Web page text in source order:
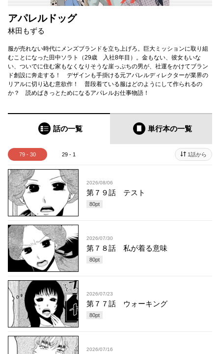
アパレルドッグ
林田もずる
服が売れない時代にメンズブランドを立ち上げろ。巨大ミッションに取り組
むことになった田中ソラト（29歳 入社8年目）。金もない、彼女もいな
い、ついでに住む家もなくなりそうな崖っぷちの男が、社運をかけてブラン
ド創設に奔走する！ デザインも手掛ける元アパレルディレクターが業界の
リアルに切り込む意欲作！ 普段着ている服はどのようにして作られるの
か？ 読めばきっとためになるアパレルお仕事物語！
話の一覧 単行本の一覧
79 - 30 29 - 1 1話から
2026/08/06
第７９話 テスト
80pt
2026/07/30
第７８話 私が着る意味
80pt
2026/07/23
第７７話 ウォーキング
80pt
2026/07/16